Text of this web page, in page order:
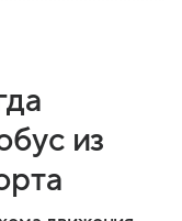
из